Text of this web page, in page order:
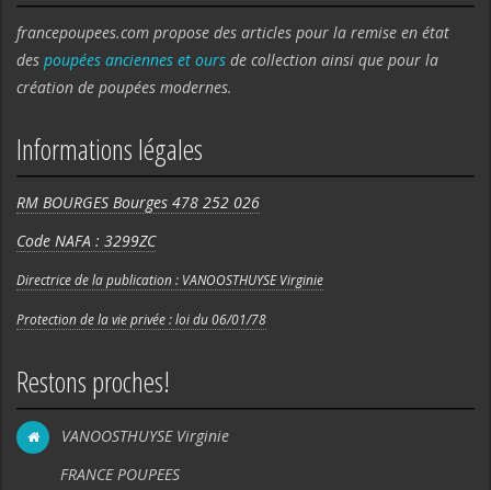
francepoupees.com propose des articles pour la remise en état
des poupées anciennes et ours de collection ainsi que pour la
création de poupées modernes.
Informations légales
RM BOURGES Bourges 478 252 026
Code NAFA : 3299ZC
Directrice de la publication : VANOOSTHUYSE Virginie
Protection de la vie privée : loi du 06/01/78
Restons proches!
VANOOSTHUYSE Virginie
FRANCE POUPEES